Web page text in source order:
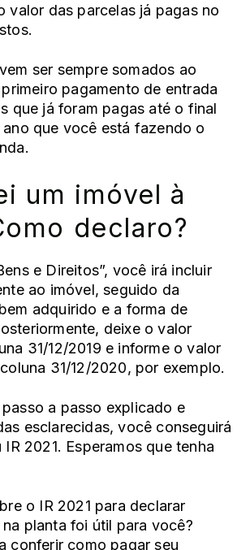
valor das parcelas já pagas no
ser sempre somados ao
pagamento de entrada
que já foram pagas até o final
que você está fazendo o
um imóvel à
declaro?
e Direitos”, você irá incluir
ao imóvel, seguido da
adquirido e a forma de
deixe o valor
31/12/2019 e informe o valor
31/12/2020, por exemplo.
a passo explicado e
esclarecidas, você conseguirá
2021. Esperamos que tenha
o IR 2021 para declarar
planta foi útil para você?
conferir como pagar seu